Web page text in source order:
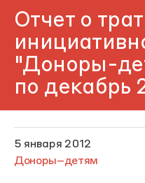
Отчет о
"Доноры-
по декабрь
5 января 2012
Доноры–детям